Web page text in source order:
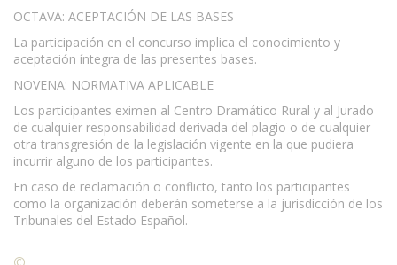
OCTAVA: ACEPTACIÓN DE LAS BASES
La participación en el concurso implica el conocimiento y
aceptación íntegra de las presentes bases.
NOVENA: NORMATIVA APLICABLE
Los participantes eximen al Centro Dramático Rural y al Jurado
de cualquier responsabilidad derivada del plagio o de cualquier
otra transgresión de la legislación vigente en la que pudiera
incurrir alguno de los participantes.
En caso de reclamación o conflicto, tanto los participantes
como la organización deberán someterse a la jurisdicción de los
Tribunales del Estado Español.